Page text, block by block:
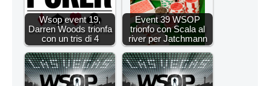
Wsop event 19,
Darren Woods trionfa
con un tris di 4
Event 39 WSOP
trionfo con Scala al
river per Jatchmann